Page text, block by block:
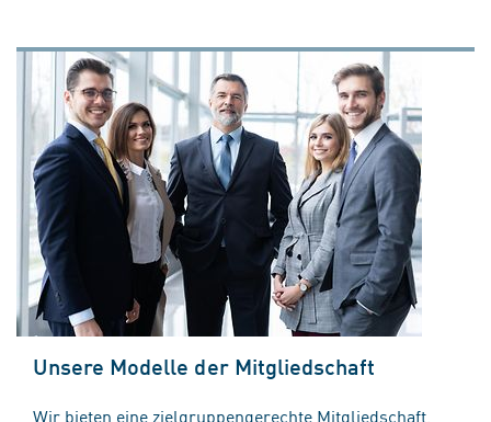
Unsere Modelle der Mitgliedschaft
Wir bieten eine zielgruppengerechte Mitgliedschaft.